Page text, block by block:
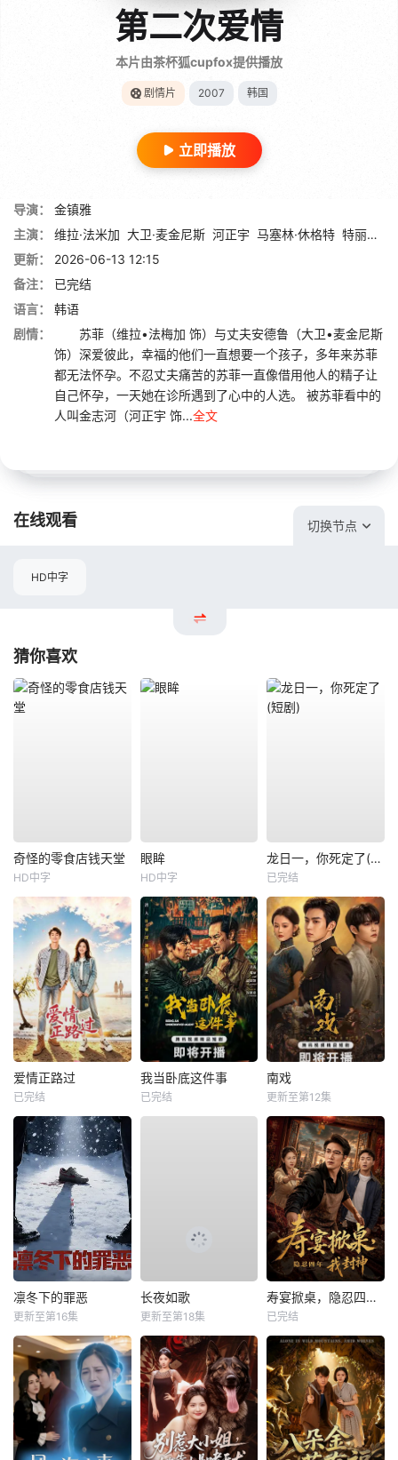
第二次爱情
本片由茶杯狐cupfox提供播放
剧情片 2007 韩国
立即播放
导演：
金镇雅
主演：
维拉·法米加 大卫·麦金尼斯 河正宇 马塞林·休格特 特丽莎·拉法切
更新：
2026-06-13 12:15
备注：
已完结
语言：
韩语
剧情：
苏菲（维拉•法梅加 饰）与丈夫安德鲁（大卫•麦金尼斯
饰）深爱彼此，幸福的他们一直想要一个孩子，多年来苏菲
都无法怀孕。不忍丈夫痛苦的苏菲一直像借用他人的精子让
自己怀孕，一天她在诊所遇到了心中的人选。 被苏菲看中的
人叫金志河（河正宇 饰...全文
在线观看 切换节点
HD中字
猜你喜欢
奇怪的零食店钱天堂
HD中字
眼眸
HD中字
龙日一，你死定了(短剧)
已完结
爱情正路过
已完结
我当卧底这件事
已完结
南戏
更新至第12集
凛冬下的罪恶
更新至第16集
长夜如歌
更新至第18集
寿宴掀桌，隐忍四年我封神
已完结